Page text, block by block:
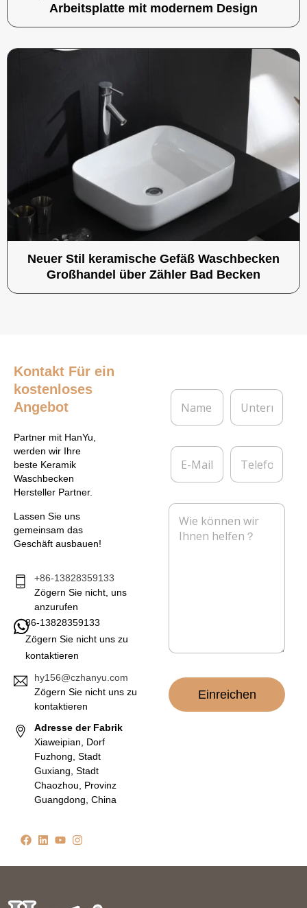
Arbeitsplatte mit modernem Design
Neuer Stil keramische Gefäß Waschbecken
Großhandel über Zähler Bad Becken
Kontakt Für ein
kostenloses
Angebot
Partner mit HanYu,
werden wir Ihre
beste Keramik
Waschbecken
Hersteller Partner.
Lassen Sie uns
gemeinsam das
Geschäft ausbauen!
+86-13828359133
Zögern Sie nicht, uns
anzurufen
86-13828359133
Zögern Sie nicht uns zu
kontaktieren
hy156@czhanyu.com
Zögern Sie nicht uns zu
kontaktieren
Adresse der Fabrik
Xiaweipian, Dorf
Fuzhong, Stadt
Guxiang, Stadt
Chaozhou, Provinz
Guangdong, China
N
m
*
U
t
r
h
n
E
M
i
T
l
f
o
n
N
Einreichen